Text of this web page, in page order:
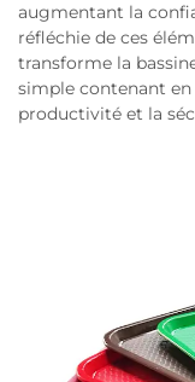
augmentant la
réfléchie de ces
transforme la
simple contenant
productivité et la